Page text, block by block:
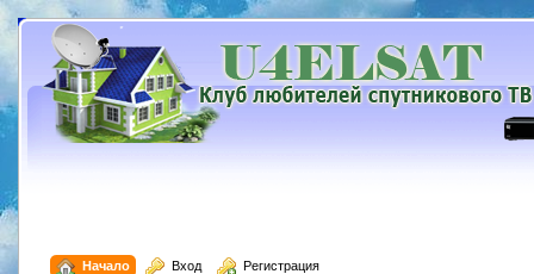
Начало Вход Регистрация